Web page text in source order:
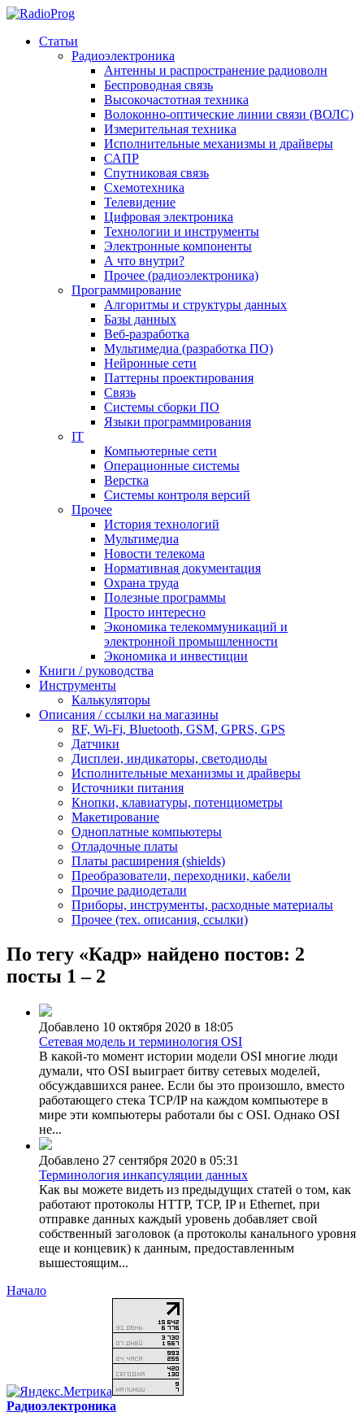
Статьи
Радиоэлектроника
Антенны и распространение радиоволн
Беспроводная связь
Высокочастотная техника
Волоконно-оптические линии связи (ВОЛС)
Измерительная техника
Исполнительные механизмы и драйверы
САПР
Спутниковая связь
Схемотехника
Телевидение
Цифровая электроника
Технологии и инструменты
Электронные компоненты
А что внутри?
Прочее (радиоэлектроника)
Программирование
Алгоритмы и структуры данных
Базы данных
Веб-разработка
Мультимедиа (разработка ПО)
Нейронные сети
Паттерны проектирования
Связь
Системы сборки ПО
Языки программирования
IT
Компьютерные сети
Операционные системы
Верстка
Системы контроля версий
Прочее
История технологий
Мультимедиа
Новости телекома
Нормативная документация
Охрана труда
Полезные программы
Просто интересно
Экономика телекоммуникаций и
электронной промышленности
Экономика и инвестиции
Книги / руководства
Инструменты
Калькуляторы
Описания / ссылки на магазины
RF, Wi-Fi, Bluetooth, GSM, GPRS, GPS
Датчики
Дисплеи, индикаторы, светодиоды
Исполнительные механизмы и драйверы
Источники питания
Кнопки, клавиатуры, потенциометры
Макетирование
Одноплатные компьютеры
Отладочные платы
Платы расширения (shields)
Преобразователи, переходники, кабели
Прочие радиодетали
Приборы, инструменты, расходные материалы
Прочее (тех. описания, ссылки)
По тегу «Кадр» найдено постов: 2
посты 1 – 2
Добавлено 10 октября 2020 в 18:05
Сетевая модель и терминология OSI
В какой-то момент истории модели OSI многие люди
думали, что OSI выиграет битву сетевых моделей,
обсуждавшихся ранее. Если бы это произошло, вместо
работающего стека TCP/IP на каждом компьютере в
мире эти компьютеры работали бы с OSI. Однако OSI
не...
Добавлено 27 сентября 2020 в 05:31
Терминология инкапсуляции данных
Как вы можете видеть из предыдущих статей о том, как
работают протоколы HTTP, TCP, IP и Ethernet, при
отправке данных каждый уровень добавляет свой
собственный заголовок (а протоколы канального уровня
еще и концевик) к данным, предоставленным
вышестоящим...
Начало
Радиоэлектроника